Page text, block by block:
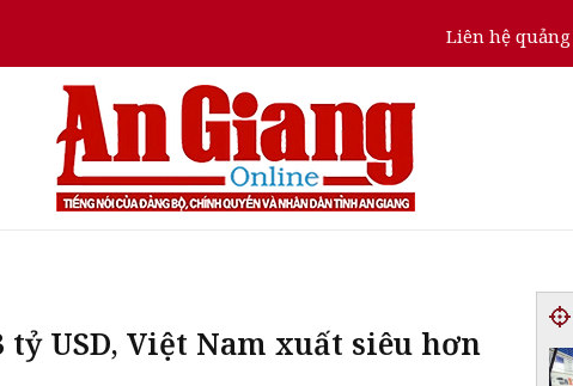
Liên hệ quảng
USD, Việt Nam xuất siêu hơn